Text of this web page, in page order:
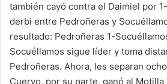
también cayó contra el Daimiel por
derbi entre Pedroñeras y
resultado: Pedroñeras 1-
Socuéllamos sigue líder y toma
Pedroñeras. Ahora, les separan
Cuervo, por su parte, ganó al